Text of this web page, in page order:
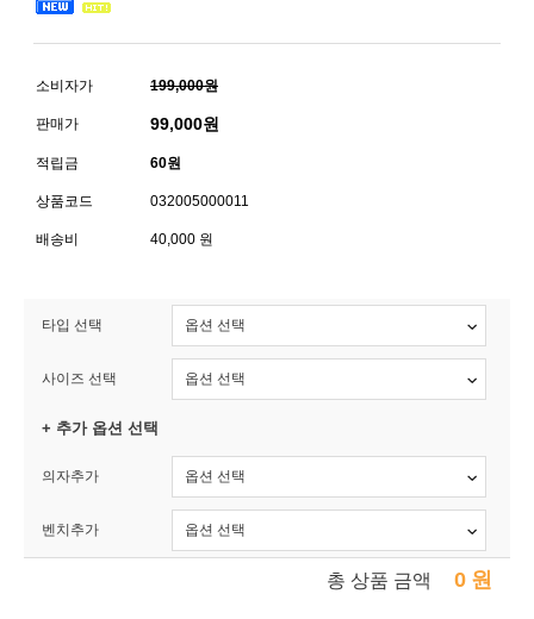
소비자가 199,000원
판매가 99,000원
적립금 60원
상품코드 032005000011
배송비 40,000 원
타입 선택
사이즈 선택
+ 추가 옵션 선택
의자추가
벤치추가
총 상품 금액 0 원